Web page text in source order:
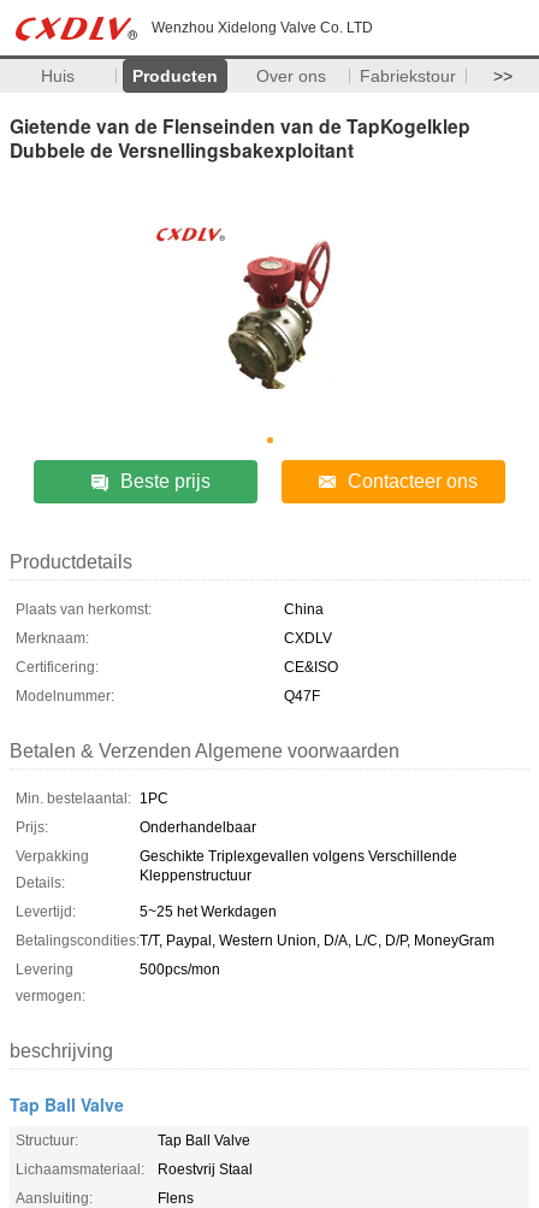
Wenzhou Xidelong Valve Co. LTD
Huis Producten Over ons Fabriekstour >>
Gietende van de Flenseinden van de TapKogelklep
Dubbele de Versnellingsbakexploitant
Beste prijs Contacteer ons
Productdetails
Plaats van herkomst:
China
Merknaam:
CXDLV
Certificering:
CE&ISO
Modelnummer:
Q47F
Betalen & Verzenden Algemene voorwaarden
Min. bestelaantal: 1PC
Prijs:
Onderhandelbaar
Verpakking
Details:
Geschikte Triplexgevallen volgens Verschillende
Kleppenstructuur
Levertijd:
5~25 het Werkdagen
Betalingscondities:T/T, Paypal, Western Union, D/A, L/C, D/P, MoneyGram
Levering
vermogen:
500pcs/mon
beschrijving
Tap Ball Valve
Structuur:
Tap Ball Valve
Lichaamsmateriaal:
Roestvrij Staal
Aansluiting:
Flens